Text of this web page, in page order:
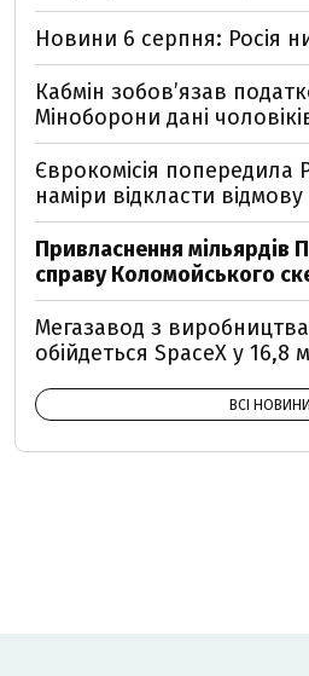
Новини 6 серпня: Росія
Кабмін зобовʼязав
Міноборони дані
Єврокомісія попередила
наміри відкласти
Привласнення мільярдів
справу Коломойського
Мегазавод з виробництва
обійдеться SpaceX у 16,8
ВСІ НОВИНИ